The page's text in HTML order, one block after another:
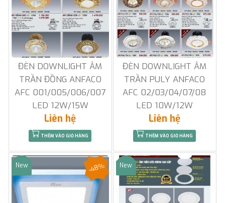
ĐÈN DOWNLIGHT ÂM
TRẦN ĐỒNG ANFACO
AFC 001/005/006/007
LED 12W/15W
Liên hệ
THÊM VÀO GIỎ HÀNG
ĐÈN DOWNLIGHT ÂM
TRẦN PULY ANFACO
AFC 02/03/04/07/08
LED 10W/12W
Liên hệ
THÊM VÀO GIỎ HÀNG
Sale
New -48% Sale
New